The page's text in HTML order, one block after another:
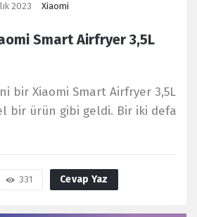
2023 Xiaomi
Smart Airfryer 3,5L
bir Xiaomi Smart Airfryer 3,5L
bir ürün gibi geldi. Bir iki defa
331 Cevap Yaz